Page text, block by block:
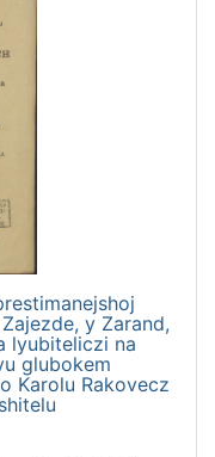
y Zarand,
lyubiteliczi na
glubokem
Karolu Rakovecz